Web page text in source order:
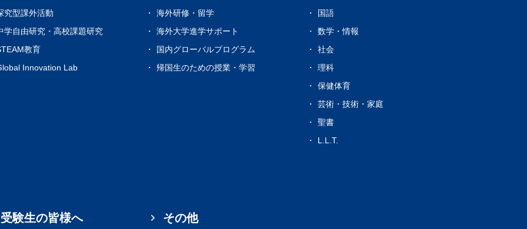
究型課外活動
学自由研究・高校課題研究
教育
Innovation Lab
海外研修・留学
海外大学進学サポート
国内グローバルプログラム
帰国生のための授業・学習
国語
数学・情報
社会
理科
保健体育
芸術・技術・家庭
聖書
L.L.T.
受験生の皆様へ その他